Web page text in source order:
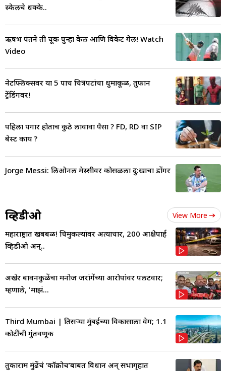
स्केलचे धक्के..
ऋषभ पंतने ती चूक पुन्हा केली आणि विकेट गेली! Watch
Video
नेटफ्लिक्सवर या 5 पाच चित्रपटांचा धुमाकूळ, तुफान
ट्रेंडिंगवर!
पहिला पगार होताच कुठे लावावा पैसा ? FD, RD वा SIP
बेस्ट काय ?
Jorge Messi: लिओनल मेस्सीवर कोसळला दु:खाचा डोंगर
व्हिडीओ View More
महाराष्ट्रात खबबळ! चिमुकल्यांवर अत्याचार, 200 आक्षेपार्ह
व्हिडीओ अन्..
अखेर बावनकुळेंचा मनोज जरांगेंच्या आरोपांवर पलटवार;
म्हणाले, 'माझं...
Third Mumbai | तिसऱ्या मुंबईच्या विकासाला वेग; 1.1
कोटींची गुंतवणूक
तुकाराम मुंढेंचं ‘कॉक्रोच’बाबत विधान अन् सभागृहात